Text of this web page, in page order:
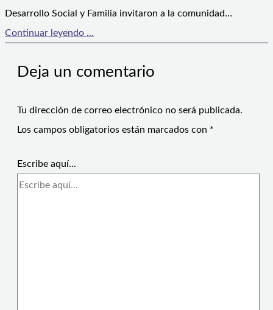
Desarrollo Social y Familia invitaron a la comunidad…
Continuar leyendo ...
Deja un comentario
Tu dirección de correo electrónico no será publicada.
Los campos obligatorios están marcados con *
Escribe aquí...